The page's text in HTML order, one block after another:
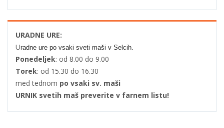
URADNE URE:
Uradne ure po vsaki sveti maši v Selcih.
Ponedeljek: od 8.00 do 9.00
Torek: od 15.30 do 16.30
med tednom po vsaki sv. maši
URNIK svetih maš preverite v farnem listu!